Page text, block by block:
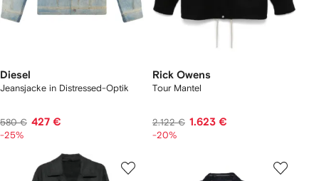
Diesel
Jeansjacke in Distressed-Optik
580 € 427 €
-25%
Rick Owens
Tour Mantel
2.122 € 1.623 €
-20%